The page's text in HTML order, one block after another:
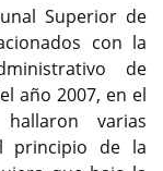
Superior de
con la
de
año 2007, en el
varias
principio de la